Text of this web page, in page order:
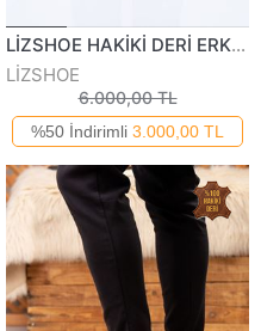
LİZSHOE HAKİKİ DERİ ERKEK GÜNLÜK BOT PİK 220624K
LİZSHOE
6.000,00 TL
%50 İndirimli 3.000,00 TL